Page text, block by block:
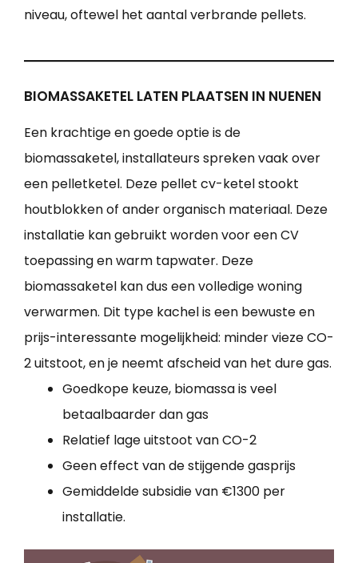
niveau, oftewel het aantal verbrande pellets.
BIOMASSAKETEL LATEN PLAATSEN IN NUENEN
Een krachtige en goede optie is de
biomassaketel, installateurs spreken vaak over
een pelletketel. Deze pellet cv-ketel stookt
houtblokken of ander organisch materiaal. Deze
installatie kan gebruikt worden voor een CV
toepassing en warm tapwater. Deze
biomassaketel kan dus een volledige woning
verwarmen. Dit type kachel is een bewuste en
prijs-interessante mogelijkheid: minder vieze CO-
2 uitstoot, en je neemt afscheid van het dure gas.
Goedkope keuze, biomassa is veel
betaalbaarder dan gas
Relatief lage uitstoot van CO-2
Geen effect van de stijgende gasprijs
Gemiddelde subsidie van €1300 per
installatie.